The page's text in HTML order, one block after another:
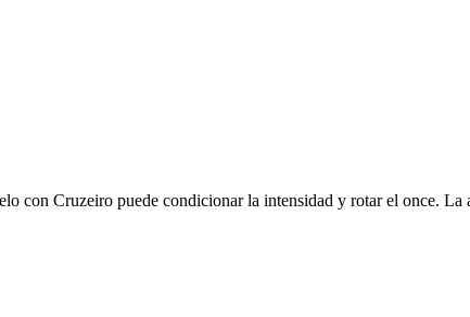
con Cruzeiro puede condicionar la intensidad y rotar el once.